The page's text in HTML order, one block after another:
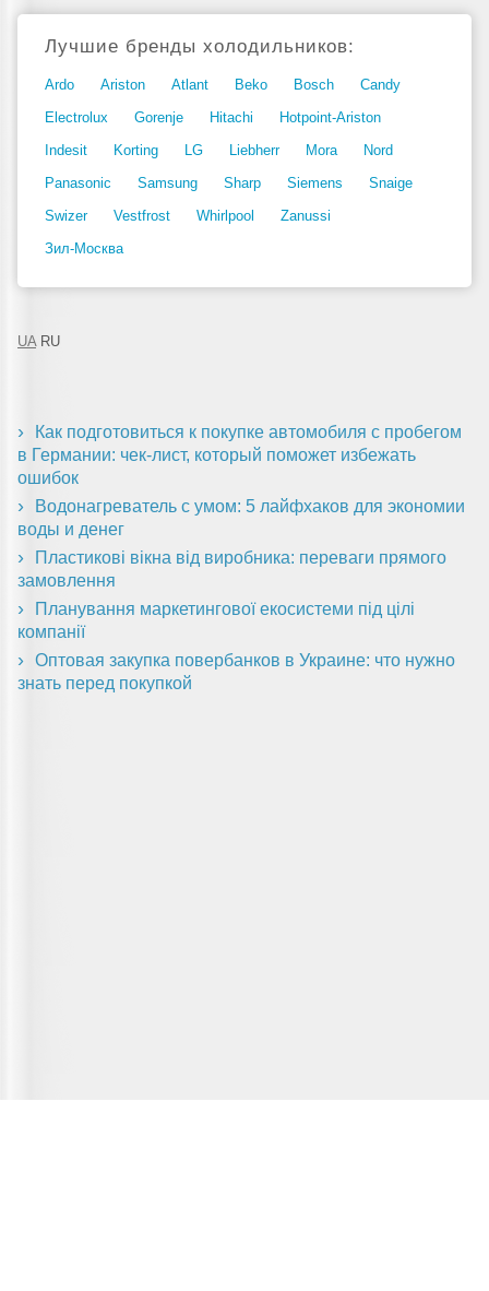
Лучшие бренды холодильников:
Ardo Ariston Atlant Beko Bosch
Candy
Electrolux
Gorenje Hitachi
Hotpoint-Ariston
Indesit
Korting LG Liebherr Mora
Nord
Panasonic
Samsung Sharp Siemens
Snaige
Swizer
Vestfrost Whirlpool
Zanussi
Зил-Москва
UA RU
Как подготовиться к покупке автомобиля с пробегом
в Германии: чек-лист, который поможет избежать
ошибок
Водонагреватель с умом: 5 лайфхаков для экономии
воды и денег
Пластикові вікна від виробника: переваги прямого
замовлення
Планування маркетингової екосистеми під цілі
компанії
Оптовая закупка повербанков в Украине: что нужно
знать перед покупкой